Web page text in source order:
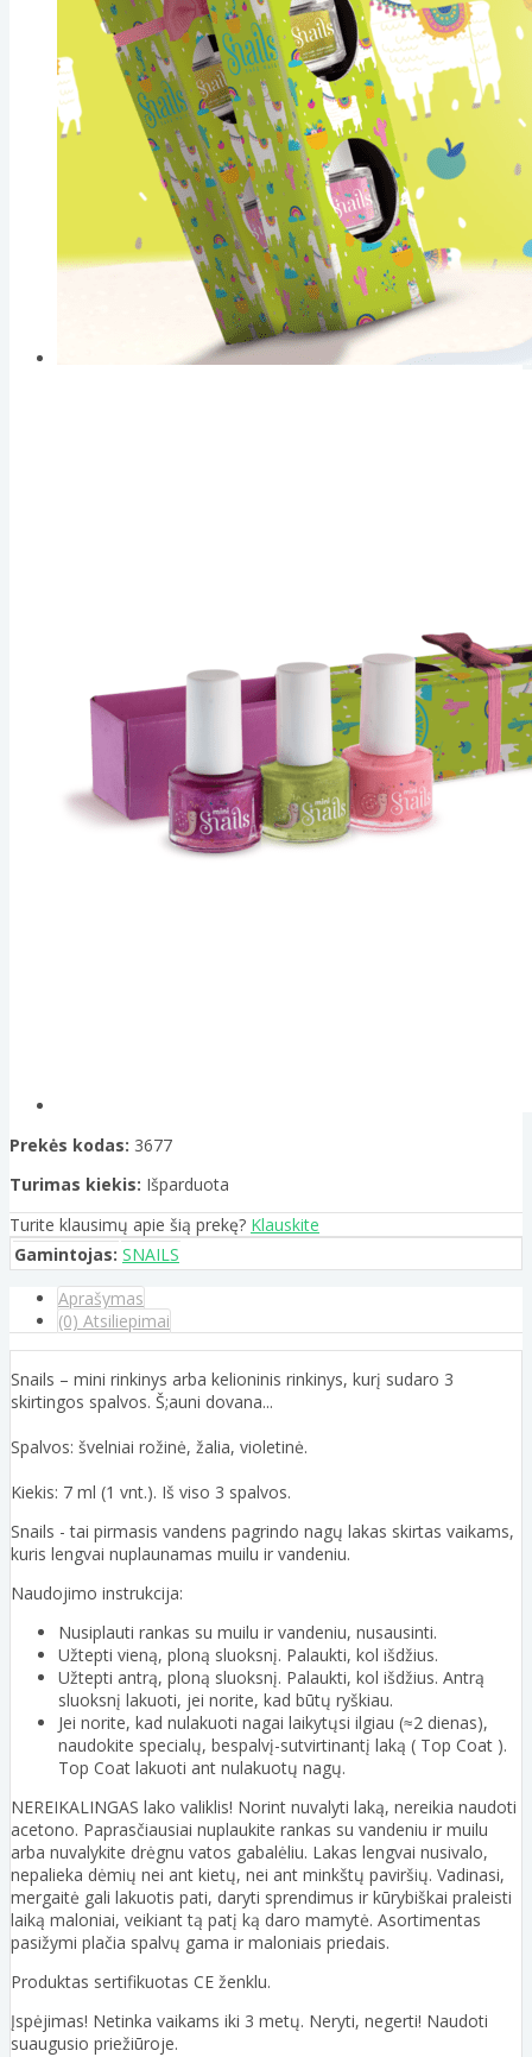
Prekės kodas: 3677
Turimas kiekis: Išparduota
Turite klausimų apie šią prekę? Klauskite
Gamintojas: SNAILS
Aprašymas
(0) Atsiliepimai
Snails – mini rinkinys arba kelioninis rinkinys, kurį sudaro 3
skirtingos spalvos. Š;auni dovana...
Spalvos: švelniai rožinė, žalia, violetinė.
Kiekis: 7 ml (1 vnt.). Iš viso 3 spalvos.
Snails - tai pirmasis vandens pagrindo nagų lakas skirtas vaikams,
kuris lengvai nuplaunamas muilu ir vandeniu.
Naudojimo instrukcija:
Nusiplauti rankas su muilu ir vandeniu, nusausinti.
Užtepti vieną, ploną sluoksnį. Palaukti, kol išdžius.
Užtepti antrą, ploną sluoksnį. Palaukti, kol išdžius. Antrą
sluoksnį lakuoti, jei norite, kad būtų ryškiau.
Jei norite, kad nulakuoti nagai laikytųsi ilgiau (≈2 dienas),
naudokite specialų, bespalvį-sutvirtinantį laką ( Top Coat ).
Top Coat lakuoti ant nulakuotų nagų.
NEREIKALINGAS lako valiklis! Norint nuvalyti laką, nereikia naudoti
acetono. Paprasčiausiai nuplaukite rankas su vandeniu ir muilu
arba nuvalykite drėgnu vatos gabalėliu. Lakas lengvai nusivalo,
nepalieka dėmių nei ant kietų, nei ant minkštų paviršių. Vadinasi,
mergaitė gali lakuotis pati, daryti sprendimus ir kūrybiškai praleisti
laiką maloniai, veikiant tą patį ką daro mamytė. Asortimentas
pasižymi plačia spalvų gama ir maloniais priedais.
Produktas sertifikuotas CE ženklu.
Įspėjimas! Netinka vaikams iki 3 metų. Neryti, negerti! Naudoti
suaugusio priežiūroje.